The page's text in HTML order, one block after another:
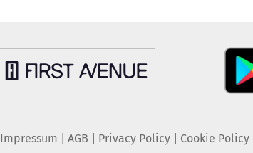
Impressum AGB Privacy Policy| Cookie Policy|